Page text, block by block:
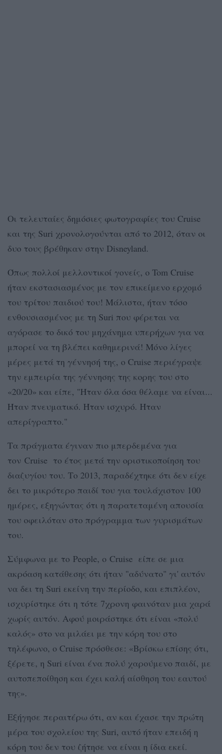
Οι τελευταίες δημόσιες φωτογραφίες του Cruise
και της Suri χρονολογούνται από το 2012, όταν οι
δυο τους βρέθηκαν στην Disneyland.
Όπως πολλοί μελλοντικοί γονείς, ο Tom Cruise
ήταν εκστασιασμένος με τον επικείμενο ερχομό
του τρίτου παιδιού του! Μάλιστα, ήταν τόσο
ενθουσιασμένος με τη Suri που φέρεται να
αγόρασε το δικό του μηχάνημα υπερήχων για να
μπορεί να τη βλέπει καθημερινά! Μόνο λίγες
μέρες μετά τη γέννησή της, ο Cruise περιέγραψε
την εμπειρία της γέννησης της κορης του στο
«20/20» και είπε, "Ήταν όλα όσα θέλαμε να είναι...
Ήταν πνευματικό. Ήταν ισχυρό. Ήταν
απερίγραπτο."
Τα πράγματα έγιναν πιο μπερδεμένα για
τον Cruise το έτος μετά την οριστικοποίηση του
διαζυγίου του. Το 2013, παραδέχτηκε ότι δεν είχε
δει το μικρότερο παιδί του για τουλάχιστον 100
ημέρες, εξηγώντας ότι η παρατεταμένη απουσία
του οφειλόταν στο πρόγραμμα των γυρισμάτων
του.
Σύμφωνα με το People, ο Cruise είπε σε μια
ακρόαση κατάθεσης ότι ήταν "αδύνατο" γι' αυτόν
να δει τη Suri εκείνη την περίοδο, και επιπλέον,
ισχυρίστηκε ότι η τότε 7χρονη φαινόταν μια χαρά
χωρίς αυτόν. Αφού μοιράστηκε ότι είναι «πολύ
καλός» στο να μιλάει με την κόρη του στο
τηλέφωνο, ο Cruise πρόσθεσε: «Βρίσκω επίσης ότι,
ξέρετε, η Suri είναι ένα πολύ χαρούμενο παιδί, με
αυτοπεποίθηση και έχει καλή αίσθηση του εαυτού
της».
Εξήγησε περαιτέρω ότι, αν και έχασε την πρώτη
μέρα του σχολείου της Suri, αυτό ήταν επειδή η
κόρη του δεν του ζήτησε να είναι η ίδια εκεί.